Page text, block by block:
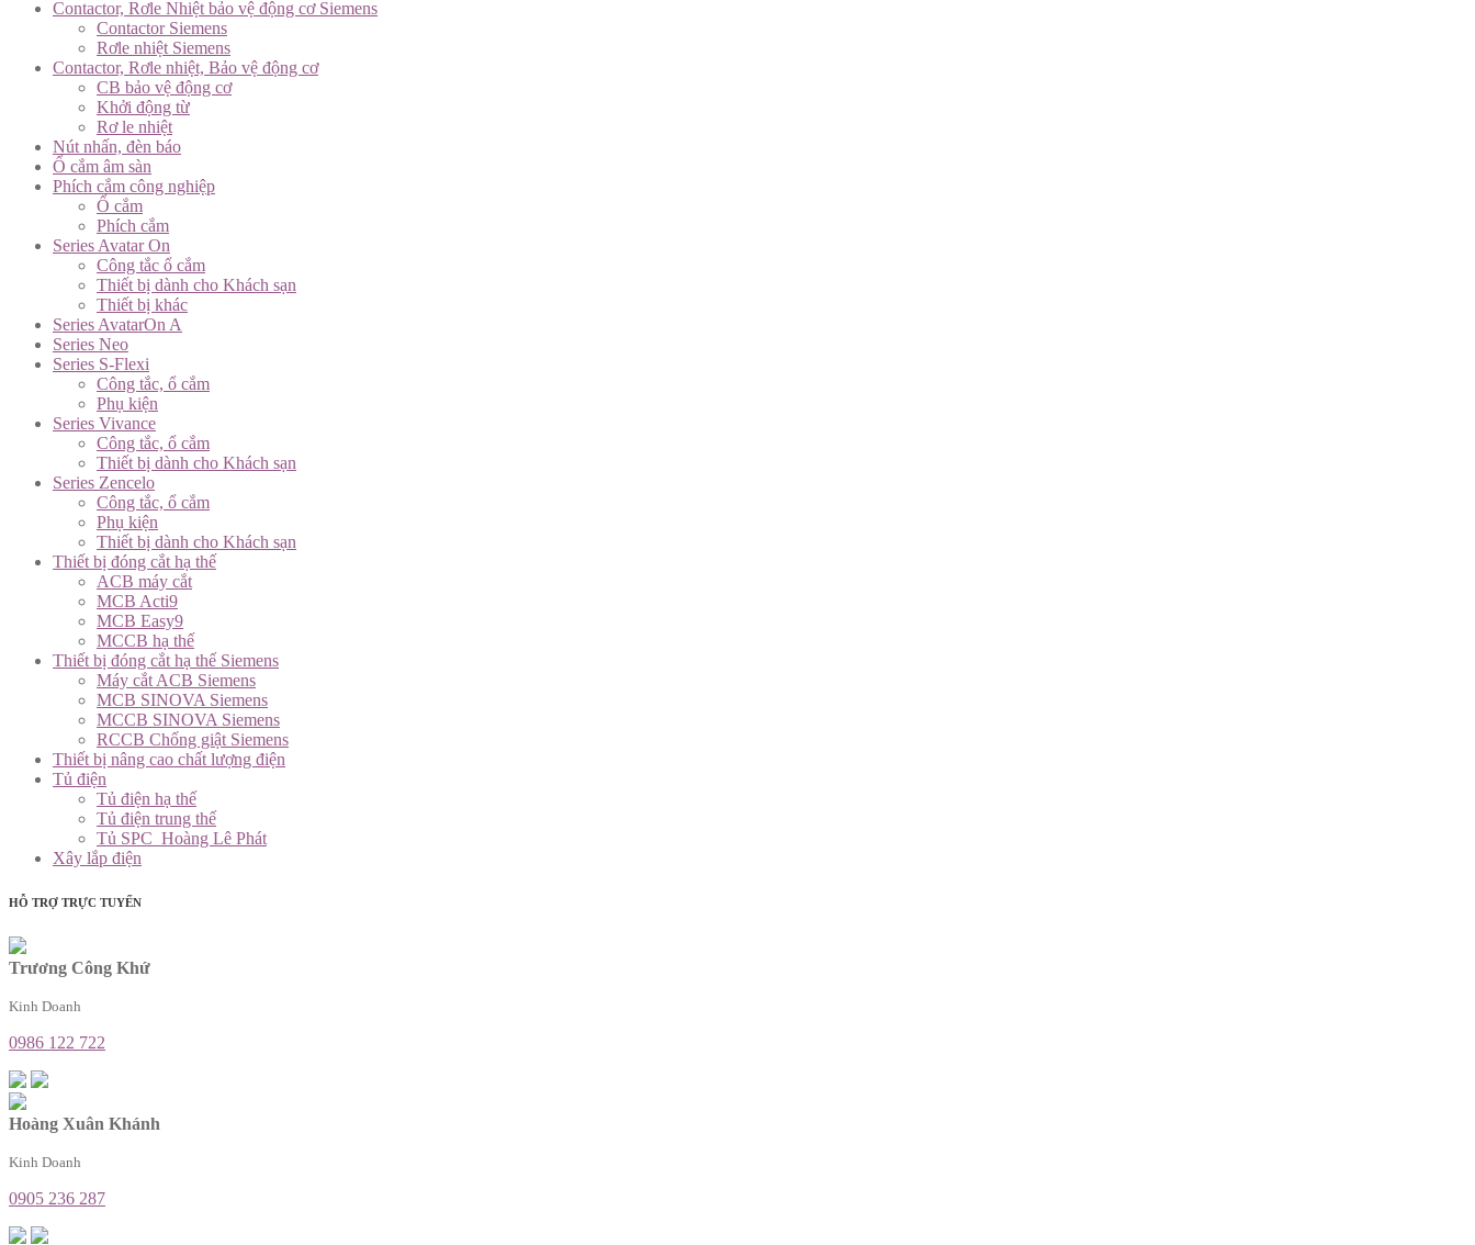
Contactor, Rơle Nhiệt bảo vệ động cơ Siemens
Contactor Siemens
Rơle nhiệt Siemens
Contactor, Rơle nhiệt, Bảo vệ động cơ
CB bảo vệ động cơ
Khởi động từ
Rơ le nhiệt
Nút nhấn, đèn báo
Ổ cắm âm sàn
Phích cắm công nghiệp
Ổ cắm
Phích cắm
Series Avatar On
Công tắc ổ cắm
Thiết bị dành cho Khách sạn
Thiết bị khác
Series AvatarOn A
Series Neo
Series S-Flexi
Công tắc, ổ cắm
Phụ kiện
Series Vivance
Công tắc, ổ cắm
Thiết bị dành cho Khách sạn
Series Zencelo
Công tắc, ổ cắm
Phụ kiện
Thiết bị dành cho Khách sạn
Thiết bị đóng cắt hạ thế
ACB máy cắt
MCB Acti9
MCB Easy9
MCCB hạ thế
Thiết bị đóng cắt hạ thế Siemens
Máy cắt ACB Siemens
MCB SINOVA Siemens
MCCB SINOVA Siemens
RCCB Chống giật Siemens
Thiết bị nâng cao chất lượng điện
Tủ điện
Tủ điện hạ thế
Tủ điện trung thế
Tủ SPC_Hoàng Lê Phát
Xây lắp điện
HỖ TRỢ TRỰC TUYẾN
Trương Công Khứ
Kinh Doanh
0986 122 722
Hoàng Xuân Khánh
Kinh Doanh
0905 236 287